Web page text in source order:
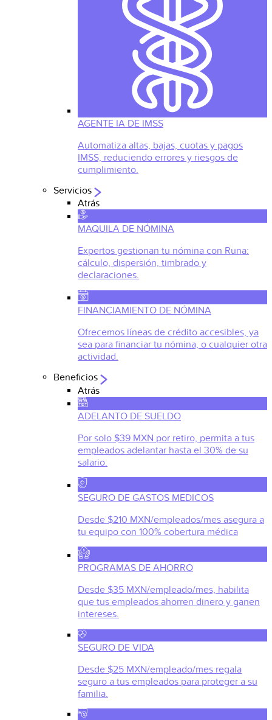
AGENTE IA DE IMSS
Automatiza altas, bajas, cuotas y pagos
IMSS, reduciendo errores y riesgos de
cumplimiento.
Servicios
Atrás
MAQUILA DE NÓMINA
Expertos gestionan tu nómina con Runa:
cálculo, dispersión, timbrado y
declaraciones.
FINANCIAMIENTO DE NÓMINA
Ofrecemos líneas de crédito accesibles, ya
sea para financiar tu nómina, o cualquier otra
actividad.
Beneficios
Atrás
ADELANTO DE SUELDO
Por solo $39 MXN por retiro, permita a tus
empleados adelantar hasta el 30% de su
salario.
SEGURO DE GASTOS MEDICOS
Desde $210 MXN/empleados/mes asegura a
tu equipo con 100% cobertura médica
PROGRAMAS DE AHORRO
Desde $35 MXN/empleado/mes, habilita
que tus empleados ahorren dinero y ganen
intereses.
SEGURO DE VIDA
Desde $25 MXN/empleado/mes regala
seguro a tus empleados para proteger a su
familia.